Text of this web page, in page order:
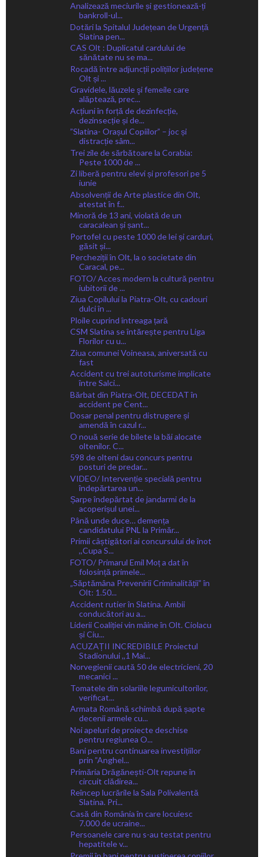
Analizează meciurile și gestionează-ți
bankroll-ul...
Dotări la Spitalul Județean de Urgență
Slatina pen...
CAS Olt : Duplicatul cardului de
sănătate nu se ma...
Rocadă între adjuncții polițiilor județene
Olt și ...
Gravidele, lăuzele şi femeile care
alăptează, prec...
Acțiuni în forță de dezinfecție,
dezinsecție și de...
”Slatina- Orașul Copiilor” – joc și
distracție sâm...
Trei zile de sărbătoare la Corabia:
Peste 1000 de ...
Zi liberă pentru elevi și profesori pe 5
iunie
Absolvenții de Arte plastice din Olt,
atestat în f...
Minoră de 13 ani, violată de un
caracalean și șant...
Portofel cu peste 1000 de lei și carduri,
găsit și...
Percheziții în Olt, la o societate din
Caracal, pe...
FOTO/ Acces modern la cultură pentru
iubitorii de ...
Ziua Copilului la Piatra-Olt, cu cadouri
dulci în ...
Ploile cuprind întreaga țară
CSM Slatina se întărește pentru Liga
Florilor cu u...
Ziua comunei Voineasa, aniversată cu
fast
Accident cu trei autoturisme implicate
între Salci...
Bărbat din Piatra-Olt, DECEDAT în
accident pe Cent...
Dosar penal pentru distrugere și
amendă în cazul r...
O nouă serie de bilete la băi alocate
oltenilor. C...
598 de olteni dau concurs pentru
posturi de predar...
VIDEO/ Intervenție specială pentru
îndepărtarea un...
Șarpe îndepărtat de jandarmi de la
acoperișul unei...
Până unde duce… demența
candidatului PNL la Primăr...
Primii câștigători ai concursului de înot
,,Cupa S...
FOTO/ Primarul Emil Moț a dat în
folosință primele...
„Săptămâna Prevenirii Criminalității” în
Olt: 1.50...
Accident rutier în Slatina. Ambii
conducători au a...
Liderii Coaliției vin mâine în Olt. Ciolacu
și Ciu...
ACUZAȚII INCREDIBILE Proiectul
Stadionului ,,1 Mai...
Norvegienii caută 50 de electricieni, 20
mecanici ...
Tomatele din solariile legumicultorilor,
verificat...
Armata Română schimbă după șapte
decenii armele cu...
Noi apeluri de proiecte deschise
pentru regiunea O...
Bani pentru continuarea investițiilor
prin ”Anghel...
Primăria Drăgănești-Olt repune în
circuit clădirea...
Reîncep lucrările la Sala Polivalentă
Slatina. Pri...
Casă din România în care locuiesc
7.000 de ucraine...
Persoanele care nu s-au testat pentru
hepatitele v...